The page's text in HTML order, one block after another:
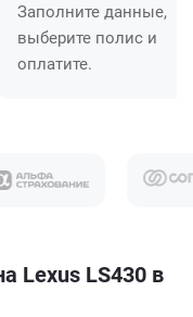
Заполните данные,
выберите полис и
оплатите.
Lexus LS430 в